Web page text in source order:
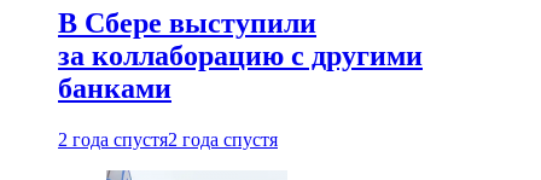
В Сбере выступили
за коллаборацию с другими
банками
2 года спустя2 года спустя